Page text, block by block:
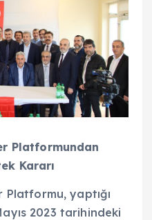
Platformundan
Kararı
Platformu, yaptığı
2023 tarihindeki